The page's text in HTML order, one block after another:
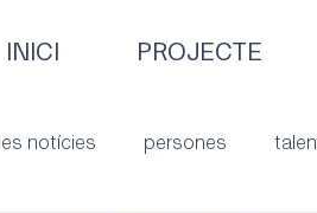
INICI PROJECTE
notícies persones